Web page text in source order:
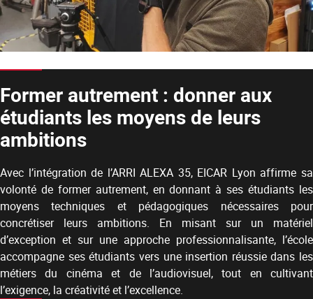
Former autrement : donner aux
étudiants les moyens de leurs
ambitions
Avec l’intégration de l’ARRI ALEXA 35, EICAR Lyon affirme sa
volonté de former autrement, en donnant à ses étudiants les
moyens techniques et pédagogiques nécessaires pour
concrétiser leurs ambitions. En misant sur un matériel
d’exception et sur une approche professionnalisante, l’école
accompagne ses étudiants vers une insertion réussie dans les
métiers du cinéma et de l’audiovisuel, tout en cultivant
l’exigence, la créativité et l’excellence.